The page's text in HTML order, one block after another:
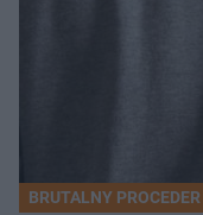
BRUTALNY PROCEDER